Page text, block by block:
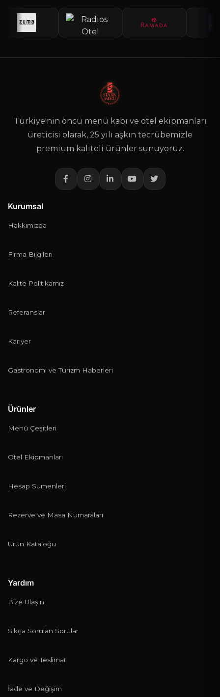
Hızlı Teklif Al
Talebin ulaşır, en kısa sürede geri döneriz
TELEFON
Türkiye'nin öncü menü kabı ve otel ekipmanları
üreticisi olarak, 25 yılı aşkın tecrübemizle
premium kaliteli ürünler sunuyoruz.
Kurumsal
Hakkımızda
Firma Bilgileri
Kalite Politikamız
Referanslar
Kariyer
Gastronomi ve Turizm Haberleri
Ürünler
Menü Çeşitleri
Otel Ekipmanları
Hesap Sümenleri
Rezerve ve Masa Numaraları
Ürün Kataloğu
Yardım
Bize Ulaşın
Sıkça Sorulan Sorular
Kargo ve Teslimat
İade ve Değişim